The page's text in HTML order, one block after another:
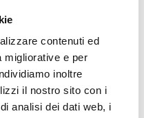
contenuti ed
migliorative e per
inoltre
il nostro sito con i
analisi dei dati web, i